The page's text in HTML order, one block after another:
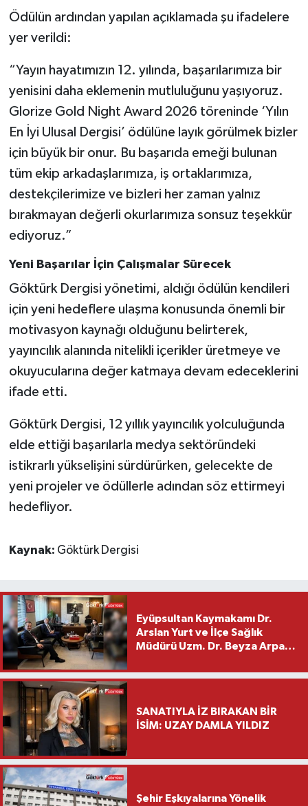
Ödülün ardından yapılan açıklamada şu ifadelere
yer verildi:
“Yayın hayatımızın 12. yılında, başarılarımıza bir
yenisini daha eklemenin mutluluğunu yaşıyoruz.
Glorize Gold Night Award 2026 töreninde ‘Yılın
En İyi Ulusal Dergisi’ ödülüne layık görülmek bizler
için büyük bir onur. Bu başarıda emeği bulunan
tüm ekip arkadaşlarımıza, iş ortaklarımıza,
destekçilerimize ve bizleri her zaman yalnız
bırakmayan değerli okurlarımıza sonsuz teşekkür
ediyoruz.”
Yeni Başarılar İçin Çalışmalar Sürecek
Göktürk Dergisi yönetimi, aldığı ödülün kendileri
için yeni hedeflere ulaşma konusunda önemli bir
motivasyon kaynağı olduğunu belirterek,
yayıncılık alanında nitelikli içerikler üretmeye ve
okuyucularına değer katmaya devam edeceklerini
ifade etti.
Göktürk Dergisi, 12 yıllık yayıncılık yolculuğunda
elde ettiği başarılarla medya sektöründeki
istikrarlı yükselişini sürdürürken, gelecekte de
yeni projeler ve ödüllerle adından söz ettirmeyi
hedefliyor.
Kaynak: Göktürk Dergisi
Eyüpsultan Kaymakamı Dr.
Arslan Yurt ve İlçe Sağlık
Müdürü Uzm. Dr. Beyza Arpacı
Ziyareti
SANATIYLA İZ BIRAKAN BİR
İSİM: UZAY DAMLA YILDIZ
Şehir Eşkıyalarına Yönelik